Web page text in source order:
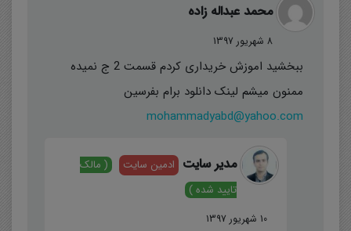
محمد عبداله زاده
8 شهریور 1397
ببخشید اموزش خریداری کردم قسمت 2 ج نمیده
ممنون میشم لینک دانلود برام بفرسین
mohammadyabd@yahoo.com
مدیر سایت ادمین سایت
( مالک
تایید شده )
10 شهریور 1397